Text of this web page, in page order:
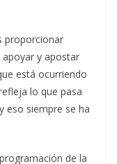
proporcionar
y apostar
está ocurriendo
lo que pasa
eso siempre se ha
de la